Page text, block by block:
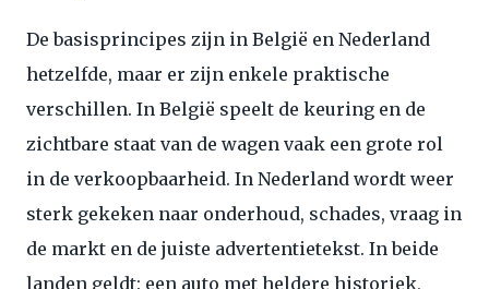
De basisprincipes zijn in België en Nederland
hetzelfde, maar er zijn enkele praktische
verschillen. In België speelt de keuring en de
zichtbare staat van de wagen vaak een grote rol
in de verkoopbaarheid. In Nederland wordt weer
sterk gekeken naar onderhoud, schades, vraag in
de markt en de juiste advertentietekst. In beide
landen geldt: een auto met heldere historiek,